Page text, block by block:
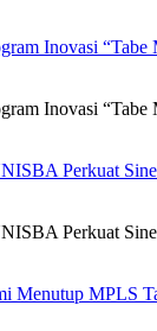
Inovasi
Inovasi
Perkuat
Perkuat
Menutup MPLS